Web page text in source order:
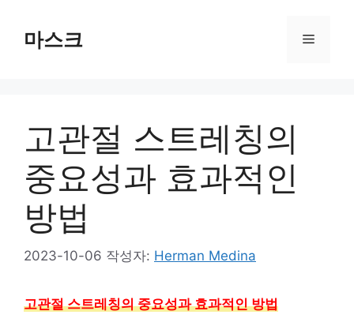
마스크 메
고관절 스트레칭의
중요성과 효과적인
방법
2023-10-06 작성자: Herman Medina
고관절 스트레칭의 중요성과 효과적인 방법